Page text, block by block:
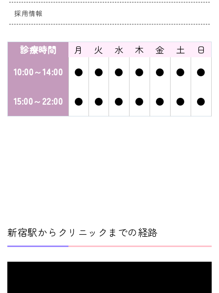
採用情報
診療時間 月 火 水 木 金 土
日
10:00～14:00
● ● ● ● ● ● ●
15:00～22:00 ● ● ● ● ● ● ●
新宿駅からクリニックまでの経路